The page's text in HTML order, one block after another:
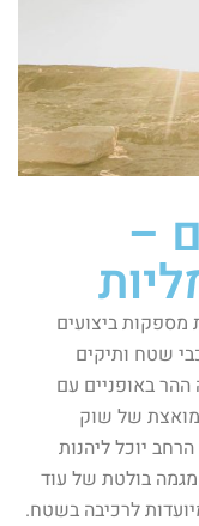
–
ביצועים
שטח ותיקים
באופניים עם
של שוק
יוכל ליהנות
בולטת של עוד
לרכיבה בשטח.